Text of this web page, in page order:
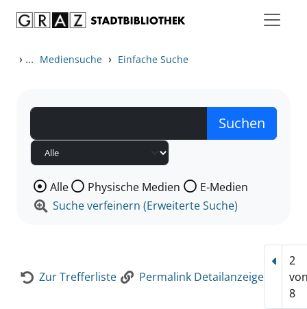
› ... Mediensuche › Einfache Suche
Wählen Sie die Medienart nach der Sie suchen wollen.
Alle Physische Medien
E-Medien
Suche verfeinern (Erweiterte Suche)
Zur Trefferliste Permalink Detailanzeige
2
8